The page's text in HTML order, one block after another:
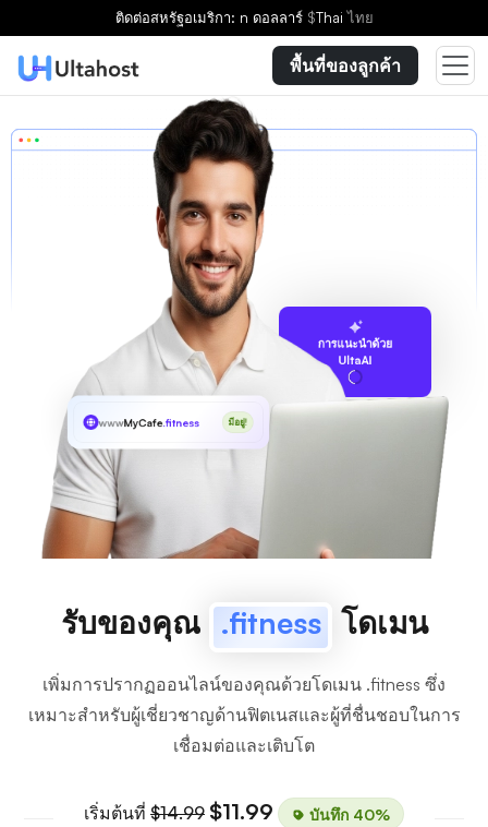
ติดต่อสหรัฐอเมริกา: n ดอลลาร์ $Thaiไทย
พื้นที่ของลูกค้า
การแนะนำด้วย
UltaAI
wwwMyCafe.fitness มีอยู่!
รับของคุณ .fitness โดเมน
เพิ่มการปรากฏออนไลน์ของคุณด้วยโดเมน .fitness ซึ่ง
เหมาะสำหรับผู้เชี่ยวชาญด้านฟิตเนสและผู้ที่ชื่นชอบในการ
เชื่อมต่อและเติบโต
เริ่มต้นที่ $14.99 $11.99 บันทึก 40%